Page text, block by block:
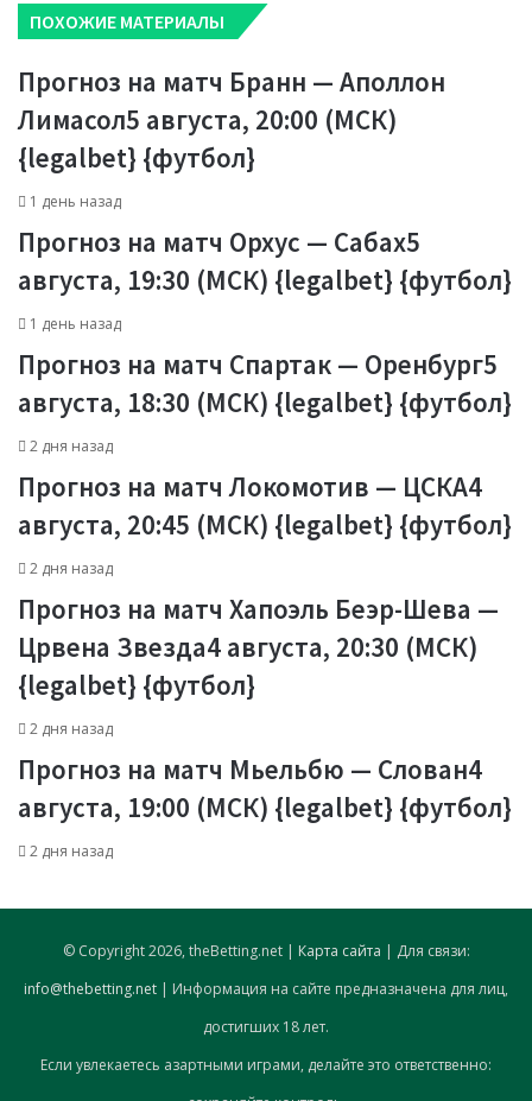
ПОХОЖИЕ МАТЕРИАЛЫ
Прогноз на матч Бранн — Аполлон
Лимасол5 августа, 20:00 (МСК)
{legalbet} {футбол}
1 день назад
Прогноз на матч Орхус — Сабах5
августа, 19:30 (МСК) {legalbet} {футбол}
1 день назад
Прогноз на матч Спартак — Оренбург5
августа, 18:30 (МСК) {legalbet} {футбол}
2 дня назад
Прогноз на матч Локомотив — ЦСКА4
августа, 20:45 (МСК) {legalbet} {футбол}
2 дня назад
Прогноз на матч Хапоэль Беэр-Шева —
Црвена Звезда4 августа, 20:30 (МСК)
{legalbet} {футбол}
2 дня назад
Прогноз на матч Мьельбю — Слован4
августа, 19:00 (МСК) {legalbet} {футбол}
2 дня назад
© Copyright 2026, theBetting.net | Карта сайта | Для связи:
info@thebetting.net | Информация на сайте предназначена для лиц,
достигших 18 лет.
Если увлекаетесь азартными играми, делайте это ответственно: